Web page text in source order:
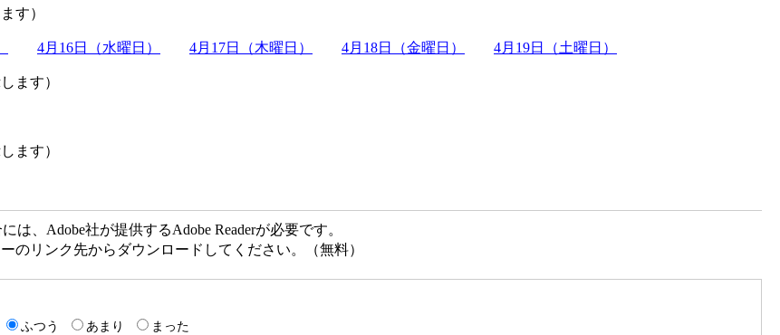
す）
4月16日（水曜日） 4月17日（木曜日） 4月18日（金曜日） 4月19日（土曜日）
ます）
ます）
は、Adobe社が提供するAdobe Readerが必要です。
のリンク先からダウンロードしてください。（無料）
ふつう あまり
まった